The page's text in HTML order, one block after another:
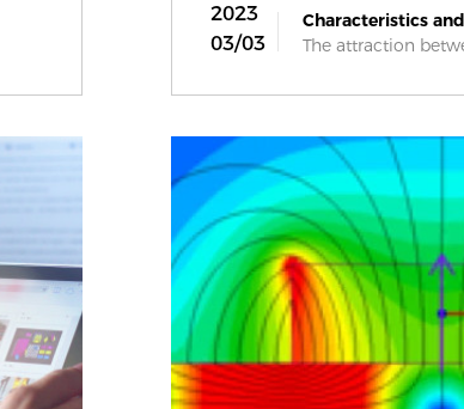
2023
03/03
Characteristics
The attraction